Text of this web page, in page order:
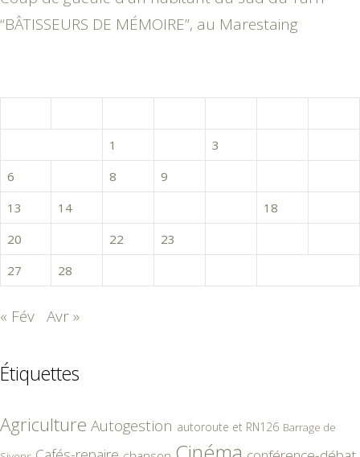
“BÂTISSEURS DE MÉMOIRE”, au Marestaing
1
3
6
8 9
13
14 18
20
22 23
27
28
« Fév Avr »
Étiquettes
Agriculture Autogestion autoroute et RN126 Barrage de